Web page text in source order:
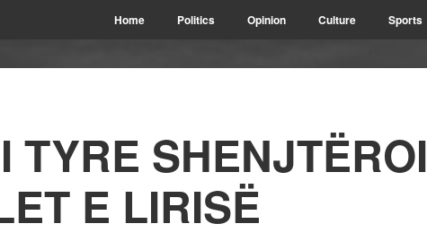
Home Politics Opinion Culture Sports
TYRE SHENJTËROI
E LIRISË